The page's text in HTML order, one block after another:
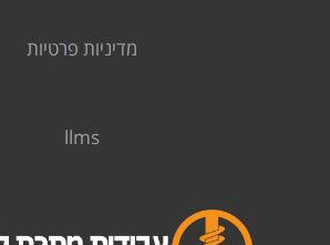
מדיניות פרטיות
llms